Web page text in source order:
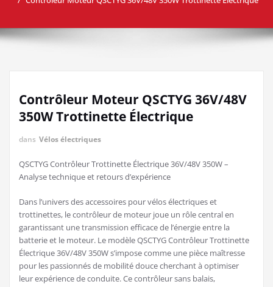
Contrôleur Moteur QSCTYG 36V/48V
350W Trottinette Électrique
dans Vélos électriques
QSCTYG Contrôleur Trottinette Électrique 36V/48V 350W –
Analyse technique et retours d’expérience
Dans l’univers des accessoires pour vélos électriques et
trottinettes, le contrôleur de moteur joue un rôle central en
garantissant une transmission efficace de l’énergie entre la
batterie et le moteur. Le modèle QSCTYG Contrôleur Trottinette
Électrique 36V/48V 350W s’impose comme une pièce maîtresse
pour les passionnés de mobilité douce cherchant à optimiser
leur expérience de conduite. Ce contrôleur sans balais,